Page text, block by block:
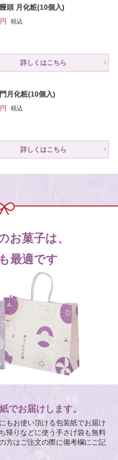
頭 月化粧(10個入)
税込
詳しくはこちら
月化粧(10個入)
税込
詳しくはこちら
お菓子は、
最適です
でお届けします。
もお使い頂ける包装紙でお届け
帰りなどに使う手さげ袋も無料
方はご注文の際に備考欄にご記